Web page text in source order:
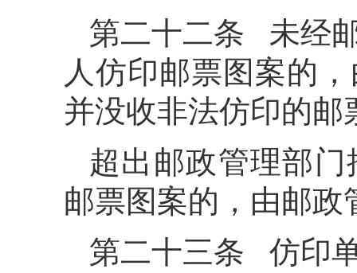
第二十二条 未经
人仿印邮票图案的
并没收非法仿印的
超出邮政管理部
邮票图案的，由邮
第二十三条 仿印